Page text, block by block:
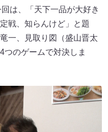
は、「天下一品が大好き
戦、知らんけど」と題
一、見取り図（盛山晋太
つのゲームで対決しま